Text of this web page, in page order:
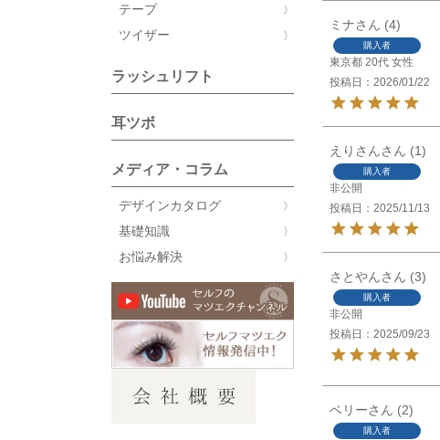
テープ
ツイザー
ラッシュリフト
耳ツボ
メディア・コラム
デザインカタログ
基礎知識
お悩み解決
ミナ 4
購入者
東京都 20代 女性
投稿日
2026/01/22
えりさん 1
購入者
非公開
投稿日
2025/11/13
さとやん 3
購入者
非公開
投稿日
2025/09/23
ベリー 2
購入者